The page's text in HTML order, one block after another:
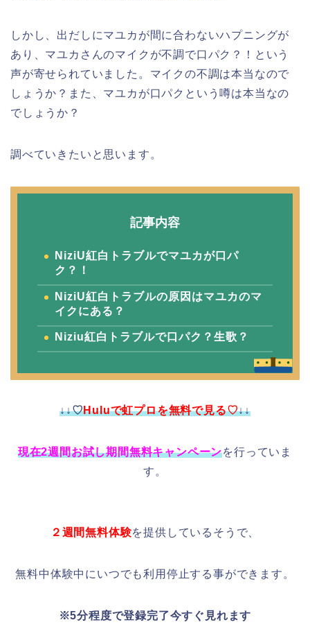
しかし、出だしにマユカが間に合わないハプニングが
あり、マユカさんのマイクが不調で口パク？！という
声が寄せられていました。マイクの不調は本当なので
しょうか？また、マユカが口パクという噂は本当なの
でしょうか？
調べていきたいと思います。
記事内容
NiziU紅白トラブルでマユカが口パ
ク？！
NiziU紅白トラブルの原因はマユカのマ
イクにある？
Niziu紅白トラブルで口パク？生歌？
↓↓♡Huluで虹プロを無料で見る♡↓↓
現在2週間お試し期間無料キャンペーンを行っていま
す。
２週間無料体験を提供しているそうで、
無料中体験中にいつでも利用停止する事ができます。
※5分程度で登録完了今すぐ見れます